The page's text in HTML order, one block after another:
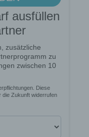
im Falle
Diese
statistisch und
Datenschutz
Unternehmen
Die
werden
Person
Daten